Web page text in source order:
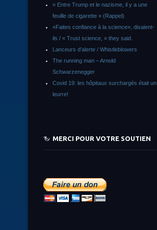
« Entre Trump et le nazisme, il y a une
feuille de cigarette » (Rappel)
«Faites confiance à la science», disaient-
ils / « Trust science, » they said.
Lanceurs d’alerte / Whistleblowers
The running man – Arnold
Schwarzenegger
Covid 19: les hôpitaux surchargés était un
leurre!
MERCI POUR VOTRE SOUTIEN